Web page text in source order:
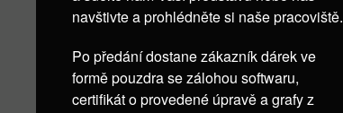
navštivte a prohlédněte si naše pracoviště.
Po předání dostane zákazník dárek ve
formě pouzdra se zálohou softwaru,
certifikát o provedené úpravě a grafy z